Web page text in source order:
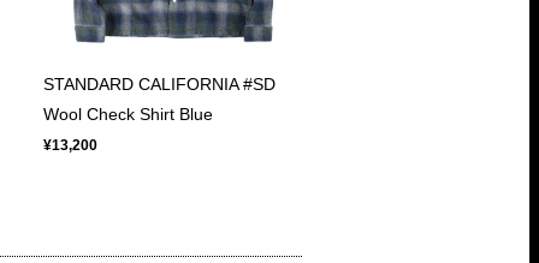
STANDARD CALIFORNIA #SD
Wool Check Shirt Blue
¥13,200